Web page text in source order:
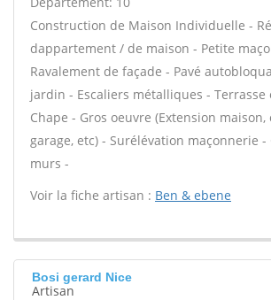
Construction de Maison Individuelle -
dappartement / de maison - Petite
Ravalement de façade - Pavé
jardin - Escaliers métalliques - Terrasse
Chape - Gros oeuvre (Extension
garage, etc) - Surélévation maçonnerie
murs -
Voir la fiche artisan : Ben & ebene
Bosi gerard Nice
Artisan